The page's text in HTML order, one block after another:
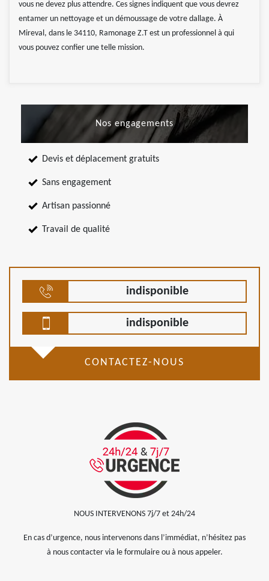
vous ne devez plus attendre. Ces signes indiquent que vous devrez
entamer un nettoyage et un démoussage de votre dallage. À
Mireval, dans le 34110, Ramonage Z.T est un professionnel à qui
vous pouvez confier une telle mission.
Nos engagements
Devis et déplacement gratuits
Sans engagement
Artisan passionné
Travail de qualité
indisponible
indisponible
CONTACTEZ-NOUS
NOUS INTERVENONS 7j/7 et 24h/24
En cas d’urgence, nous intervenons dans l’immédiat, n’hésitez pas
à nous contacter via le formulaire ou à nous appeler.